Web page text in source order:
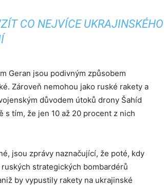
CO NEJVÍCE UKRAJINSKÉHO
Geran jsou podivným způsobem
Zároveň nemohou jako ruské rakety a
důvodem útoků drony Šahíd
tím, že jen 10 až 20 procent z nich
jsou zprávy naznačující, že poté, kdy
strategických bombardérů
by vypustily rakety na ukrajinské